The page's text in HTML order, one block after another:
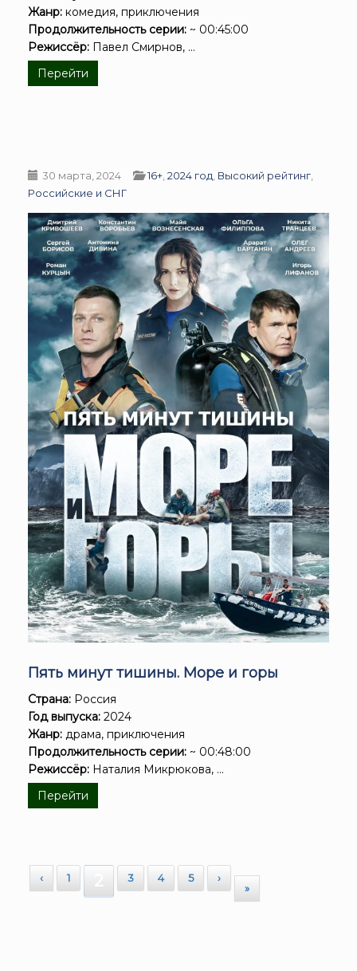
Жанр: комедия, приключения
Продолжительность серии: ~ 00:45:00
Режиссёр: Павел Смирнов, ...
Перейти
30 марта, 2024 16+ 2024 год Высокий рейтинг
Российские и СНГ
Пять минут тишины. Море и горы
Страна: Россия
Год выпуска: 2024
Жанр: драма, приключения
Продолжительность серии: ~ 00:48:00
Режиссёр: Наталия Микрюкова, ...
Перейти
‹ 1 3 4 5
›
»